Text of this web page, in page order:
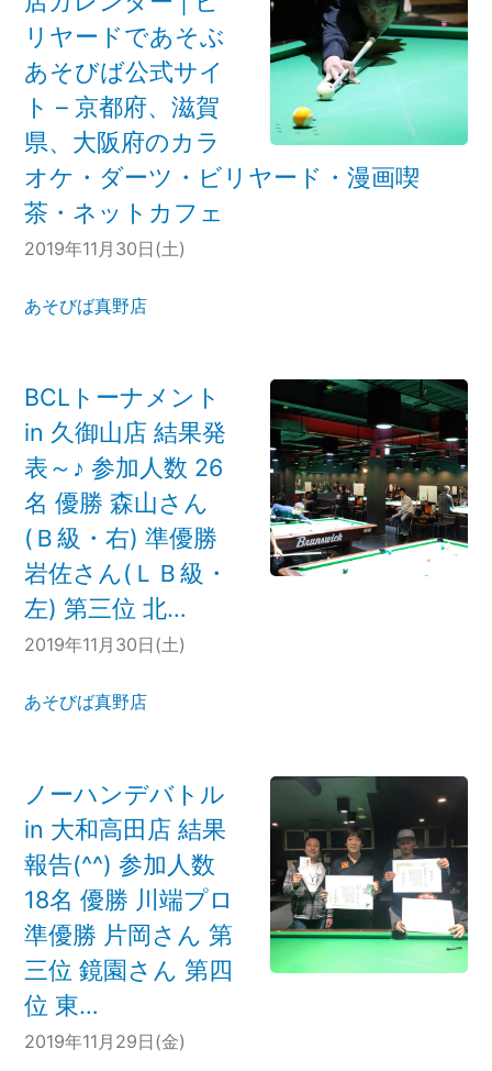
リヤードであそぶ
あそびば公式サイ
ト – 京都府、滋賀
県、大阪府のカラ
オケ・ダーツ・ビリヤード・漫画喫
茶・ネットカフェ
2019年11月30日(土)
あそびば真野店
BCLトーナメント
in 久御山店 結果発
表～♪ 参加人数 26
名 優勝 森山さん
(Ｂ級・右) 準優勝
岩佐さん(ＬＢ級・
左) 第三位 北…
2019年11月30日(土)
あそびば真野店
ノーハンデバトル
in 大和高田店 結果
報告(^^) 参加人数
18名 優勝 川端プロ
準優勝 片岡さん 第
三位 鏡園さん 第四
位 東…
2019年11月29日(金)